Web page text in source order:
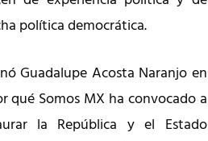
política democrática.
Guadalupe Acosta Naranjo en
qué Somos MX ha convocado a
la República y el Estado